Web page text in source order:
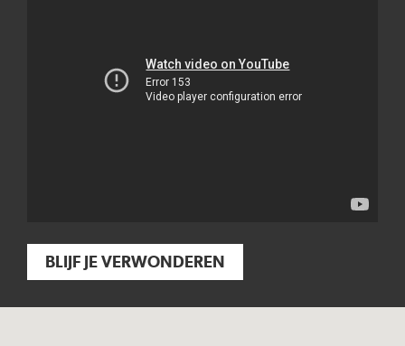
BLIJF JE VERWONDEREN